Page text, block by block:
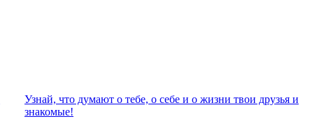
Узнай, что думают о тебе, о себе и о жизни твои друзья и
знакомые!